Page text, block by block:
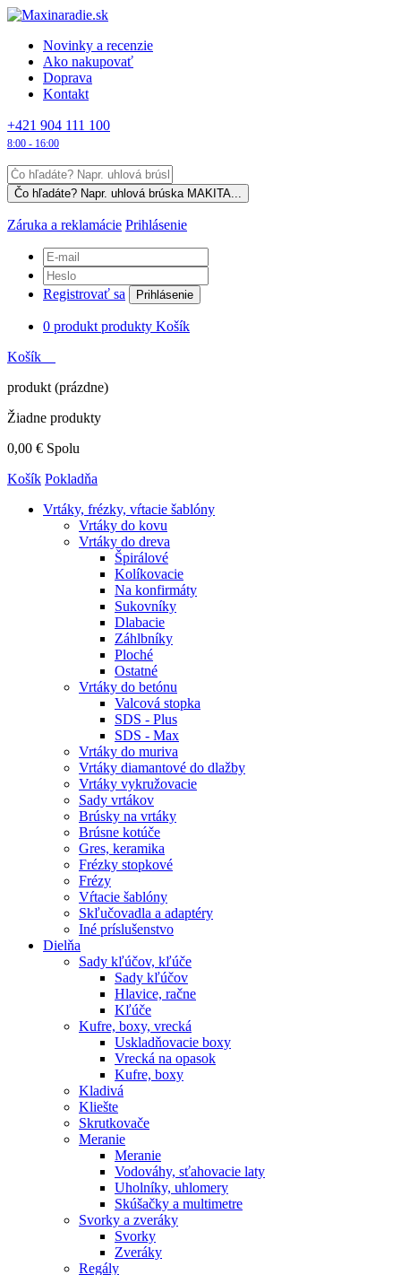
Novinky a recenzie
Ako nakupovať
Doprava
Kontakt
+421 904 111 100
8:00 - 16:00
Záruka a reklamácie Prihlásenie
Registrovať sa Prihlásenie
0 produkt produkty Košík
Košík
produkt (prázdne)
Žiadne produkty
0,00 € Spolu
Košík Pokladňa
Vrtáky, frézky, vŕtacie šablóny
Vrtáky do kovu
Vrtáky do dreva
Špirálové
Kolíkovacie
Na konfirmáty
Sukovníky
Dlabacie
Záhlbníky
Ploché
Ostatné
Vrtáky do betónu
Valcová stopka
SDS - Plus
SDS - Max
Vrtáky do muriva
Vrtáky diamantové do dlažby
Vrtáky vykružovacie
Sady vrtákov
Brúsky na vrtáky
Brúsne kotúče
Gres, keramika
Frézky stopkové
Frézy
Vŕtacie šablóny
Skľučovadla a adaptéry
Iné príslušenstvo
Dielňa
Sady kľúčov, kľúče
Sady kľúčov
Hlavice, račne
Kľúče
Kufre, boxy, vrecká
Uskladňovacie boxy
Vrecká na opasok
Kufre, boxy
Kladivá
Kliešte
Skrutkovače
Meranie
Meranie
Vodováhy, sťahovacie laty
Uholníky, uhlomery
Skúšačky a multimetre
Svorky a zveráky
Svorky
Zveráky
Regály